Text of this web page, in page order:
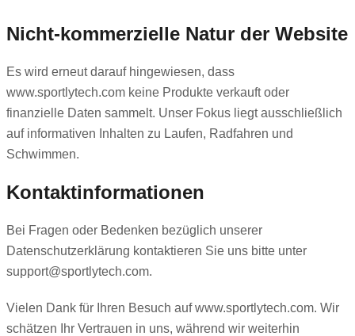
Nicht-kommerzielle Natur der Website
Es wird erneut darauf hingewiesen, dass
www.sportlytech.com keine Produkte verkauft oder
finanzielle Daten sammelt. Unser Fokus liegt ausschließlich
auf informativen Inhalten zu Laufen, Radfahren und
Schwimmen.
Kontaktinformationen
Bei Fragen oder Bedenken bezüglich unserer
Datenschutzerklärung kontaktieren Sie uns bitte unter
support@sportlytech.com.
Vielen Dank für Ihren Besuch auf www.sportlytech.com. Wir
schätzen Ihr Vertrauen in uns, während wir weiterhin